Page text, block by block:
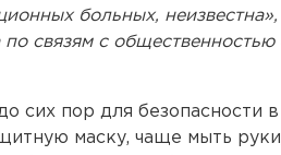
больных,
по связям с
сих пор для безопасности
маску, чаще мыть